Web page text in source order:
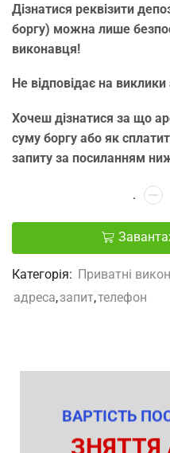
Дізнатися реквізити
боргу) можна лише
виконавця!
Не відповідає на
Хочеш дізнатися за що
суму боргу або як
запиту за посиланням
Категорія: Приватні
адреса,запит,телефон
ВАРТІСТЬ
ЗНЯТТЯ